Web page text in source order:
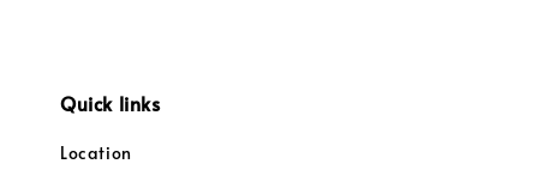
Quick links
Location